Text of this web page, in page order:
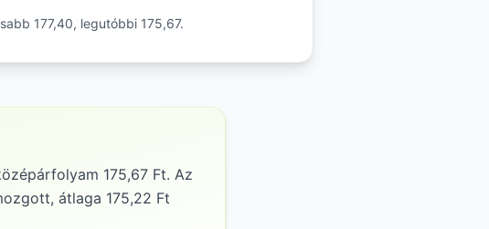
177,40, legutóbbi 175,67.
175,67 Ft. Az
átlaga 175,22 Ft